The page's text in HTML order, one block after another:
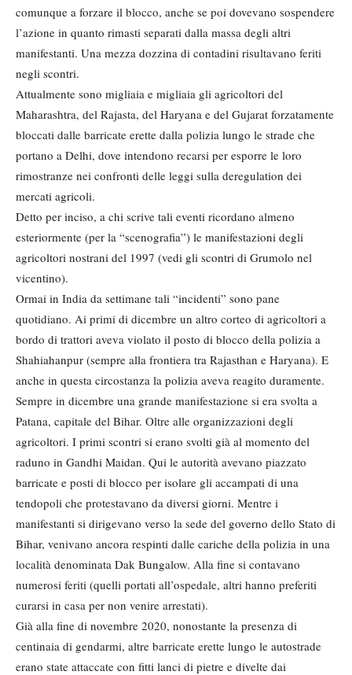
comunque a forzare il blocco, anche se poi dovevano sospendere
l’azione in quanto rimasti separati dalla massa degli altri
manifestanti. Una mezza dozzina di contadini risultavano feriti
negli scontri.
Attualmente sono migliaia e migliaia gli agricoltori del
Maharashtra, del Rajasta, del Haryana e del Gujarat forzatamente
bloccati dalle barricate erette dalla polizia lungo le strade che
portano a Delhi, dove intendono recarsi per esporre le loro
rimostranze nei confronti delle leggi sulla deregulation dei
mercati agricoli.
Detto per inciso, a chi scrive tali eventi ricordano almeno
esteriormente (per la “scenografia”) le manifestazioni degli
agricoltori nostrani del 1997 (vedi gli scontri di Grumolo nel
vicentino).
Ormai in India da settimane tali “incidenti” sono pane
quotidiano. Ai primi di dicembre un altro corteo di agricoltori a
bordo di trattori aveva violato il posto di blocco della polizia a
Shahiahanpur (sempre alla frontiera tra Rajasthan e Haryana). E
anche in questa circostanza la polizia aveva reagito duramente.
Sempre in dicembre una grande manifestazione si era svolta a
Patana, capitale del Bihar. Oltre alle organizzazioni degli
agricoltori. I primi scontri si erano svolti già al momento del
raduno in Gandhi Maidan. Qui le autorità avevano piazzato
barricate e posti di blocco per isolare gli accampati di una
tendopoli che protestavano da diversi giorni. Mentre i
manifestanti si dirigevano verso la sede del governo dello Stato di
Bihar, venivano ancora respinti dalle cariche della polizia in una
località denominata Dak Bungalow. Alla fine si contavano
numerosi feriti (quelli portati all’ospedale, altri hanno preferiti
curarsi in casa per non venire arrestati).
Già alla fine di novembre 2020, nonostante la presenza di
centinaia di gendarmi, altre barricate erette lungo le autostrade
erano state attaccate con fitti lanci di pietre e divelte dai